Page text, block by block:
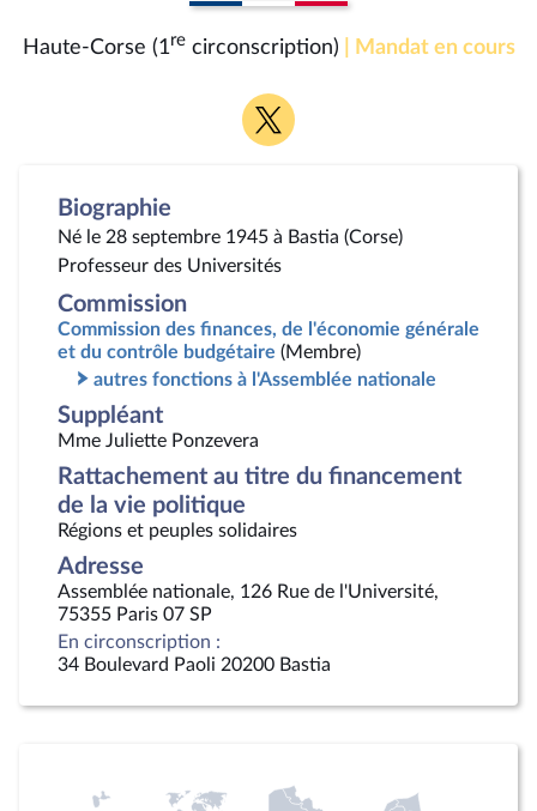
Haute-Corse (1recirconscription) | Mandat en cours
Voir
la
Biographie
Né le 28 septembre 1945 à Bastia (Corse)
Professeur des Universités
Commission
Commission des finances, de l'économie générale
et du contrôle budgétaire (Membre)
autres fonctions à l'Assemblée nationale
Suppléant
Mme Juliette Ponzevera
Rattachement au titre du financement
de la vie politique
Régions et peuples solidaires
Adresse
Assemblée nationale, 126 Rue de l'Université,
75355 Paris 07 SP
En circonscription :
34 Boulevard Paoli 20200 Bastia